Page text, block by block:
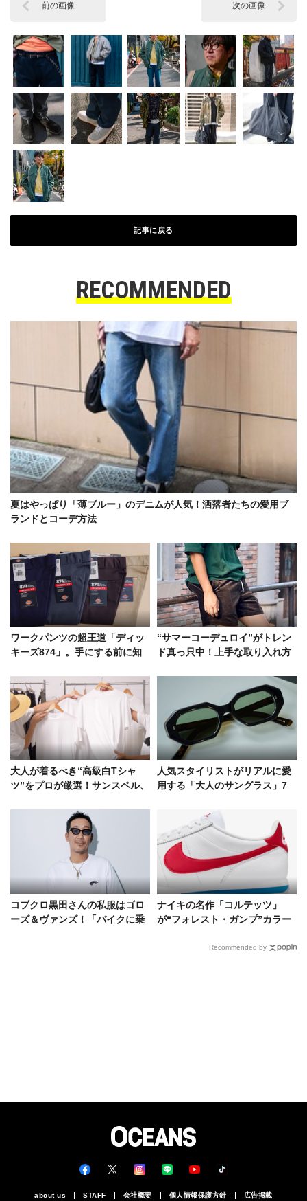
前の画像 次の画像
記事に戻る
RECOMMENDED
夏はやっぱり「薄ブルー」のデニムが人気！洒落者たちの愛用ブ
ランドとコーデ方法
ワークパンツの超王道「ディッ
キーズ874」。手にする前に知
メカラー
“サマーコーデュロイ”がトレン
ド真っ只中！上手な取り入れ方
大人が着るべき“高級白Tシャ
ツ”をプロが厳選！サンスペル、
人気スタイリストがリアルに愛
用する「大人のサングラス」7
コブクロ黒田さんの私服はゴロ
ーズ＆ヴァンズ！「バイクに乗
ナイキの名作「コルテッツ」
が“フォレスト・ガンプ”カラー
Recommended by
about us STAFF 会社概要 個人情報保護方針 広告掲載